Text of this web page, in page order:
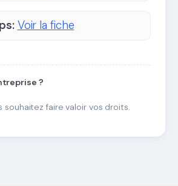
Voir la fiche
?
souhaitez faire valoir vos droits.